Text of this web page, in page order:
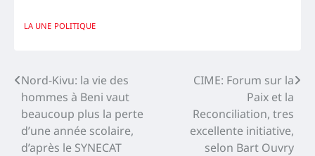
LA UNE POLITIQUE
Navigation
de
l’article
Nord-Kivu: la vie des
hommes à Beni vaut
beaucoup plus la perte
d’une année scolaire,
d’après le SYNECAT
CIME: Forum sur la
Paix et la
Reconciliation, tres
excellente initiative,
selon Bart Ouvry